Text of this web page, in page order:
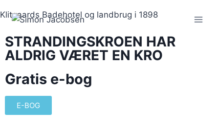
Klitgaards Badehotel og landbrug i 1898
STRANDINGSKROEN HAR
ALDRIG VÆRET EN KRO
Gratis e-bog
E-BOG